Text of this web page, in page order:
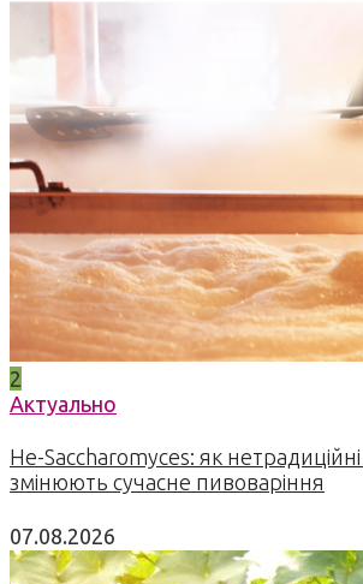
2
Актуально
Не-Saccharomyces: як
змінюють сучасне пивоваріння
07.08.2026